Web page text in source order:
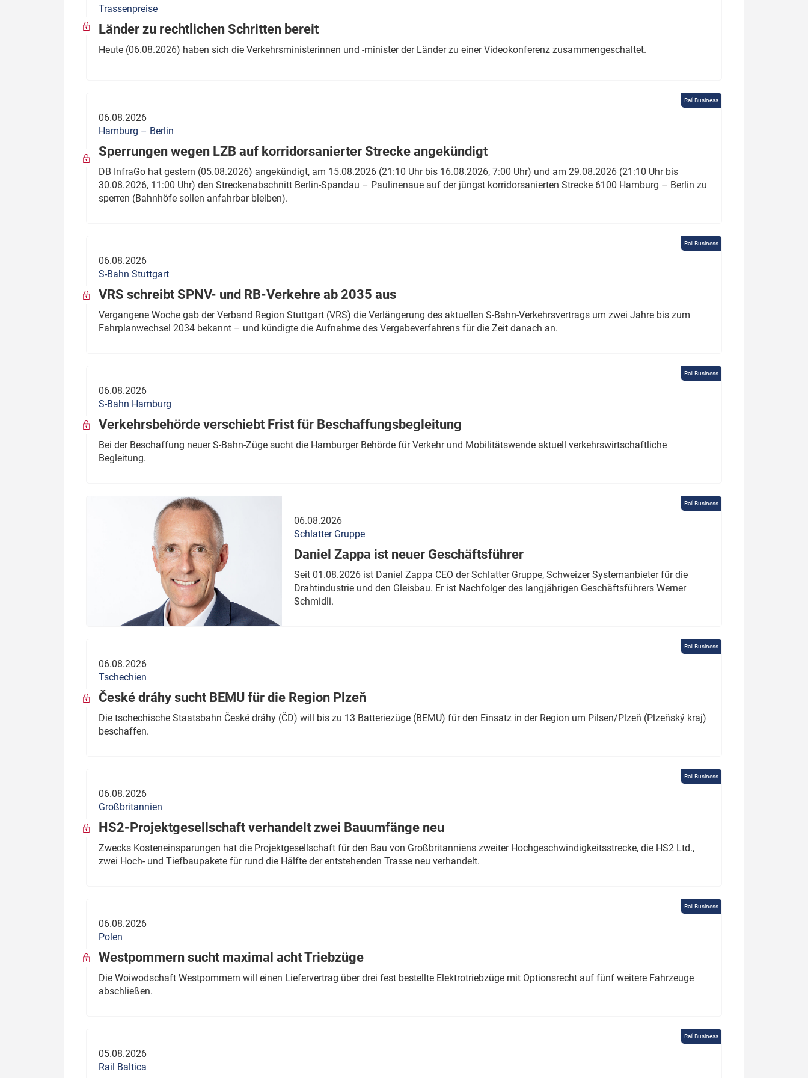
Politik
wen?
Thema des Monats
Dossier: Generalsanierung
Dossier: ETCS
Dossier:
Trassenpreise
Länder zu rechtlichen Schritten bereit
Heute (06.08.2026) haben sich die Verkehrsministerinnen und -minister der Länder zu einer Videokonferenz zusammengeschaltet.
Rail Business
06.08.2026
Hamburg – Berlin
Sperrungen wegen LZB auf korridorsanierter Strecke angekündigt
DB InfraGo hat gestern (05.08.2026) angekündigt, am 15.08.2026 (21:10 Uhr bis 16.08.2026, 7:00 Uhr) und am 29.08.2026 (21:10 Uhr bis
30.08.2026, 11:00 Uhr) den Streckenabschnitt Berlin-Spandau – Paulinenaue auf der jüngst korridorsanierten Strecke 6100 Hamburg – Berlin zu
sperren (Bahnhöfe sollen anfahrbar bleiben).
Rail Business
06.08.2026
S-Bahn Stuttgart
VRS schreibt SPNV- und RB-Verkehre ab 2035 aus
Vergangene Woche gab der Verband Region Stuttgart (VRS) die Verlängerung des aktuellen S-Bahn-Verkehrsvertrags um zwei Jahre bis zum
Fahrplanwechsel 2034 bekannt – und kündigte die Aufnahme des Vergabeverfahrens für die Zeit danach an.
Rail Business
06.08.2026
S-Bahn Hamburg
Verkehrsbehörde verschiebt Frist für Beschaffungsbegleitung
Bei der Beschaffung neuer S-Bahn-Züge sucht die Hamburger Behörde für Verkehr und Mobilitätswende aktuell verkehrswirtschaftliche
Begleitung.
Rail Business
06.08.2026
Schlatter Gruppe
Daniel Zappa ist neuer Geschäftsführer
Seit 01.08.2026 ist Daniel Zappa CEO der Schlatter Gruppe, Schweizer Systemanbieter für die
Drahtindustrie und den Gleisbau. Er ist Nachfolger des langjährigen Geschäftsführers Werner
Schmidli.
Rail Business
06.08.2026
Tschechien
České dráhy sucht BEMU für die Region Plzeň
Die tschechische Staatsbahn České dráhy (ČD) will bis zu 13 Batteriezüge (BEMU) für den Einsatz in der Region um Pilsen/Plzeň (Plzeňský kraj)
beschaffen.
Rail Business
06.08.2026
Großbritannien
HS2-Projektgesellschaft verhandelt zwei Bauumfänge neu
Zwecks Kosteneinsparungen hat die Projektgesellschaft für den Bau von Großbritanniens zweiter Hochgeschwindigkeitsstrecke, die HS2 Ltd.,
zwei Hoch- und Tiefbaupakete für rund die Hälfte der entstehenden Trasse neu verhandelt.
Rail Business
06.08.2026
Polen
Westpommern sucht maximal acht Triebzüge
Die Woiwodschaft Westpommern will einen Liefervertrag über drei fest bestellte Elektrotriebzüge mit Optionsrecht auf fünf weitere Fahrzeuge
abschließen.
Rail Business
05.08.2026
Rail Baltica